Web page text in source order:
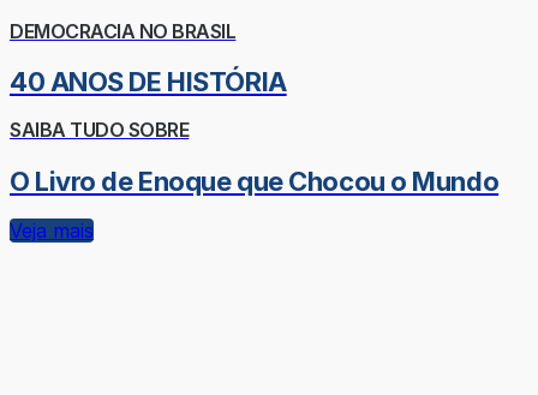
DEMOCRACIA NO BRASIL
40 ANOS DE HISTÓRIA
SAIBA TUDO SOBRE
O Livro de Enoque que Chocou o Mundo
Veja mais